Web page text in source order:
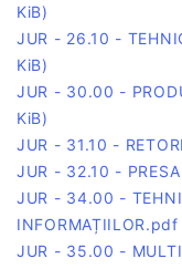
KiB)
JUR - 26.10 -
KiB)
JUR - 30.00 -
KiB)
JUR - 31.10 -
JUR - 32.10 -
JUR - 34.00 -
INFORMAȚIILOR.pdf
JUR - 35.00 -